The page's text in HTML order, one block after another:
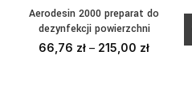
Aerodesin 2000 preparat do
dezynfekcji powierzchni
66,76 zł – 215,00 zł